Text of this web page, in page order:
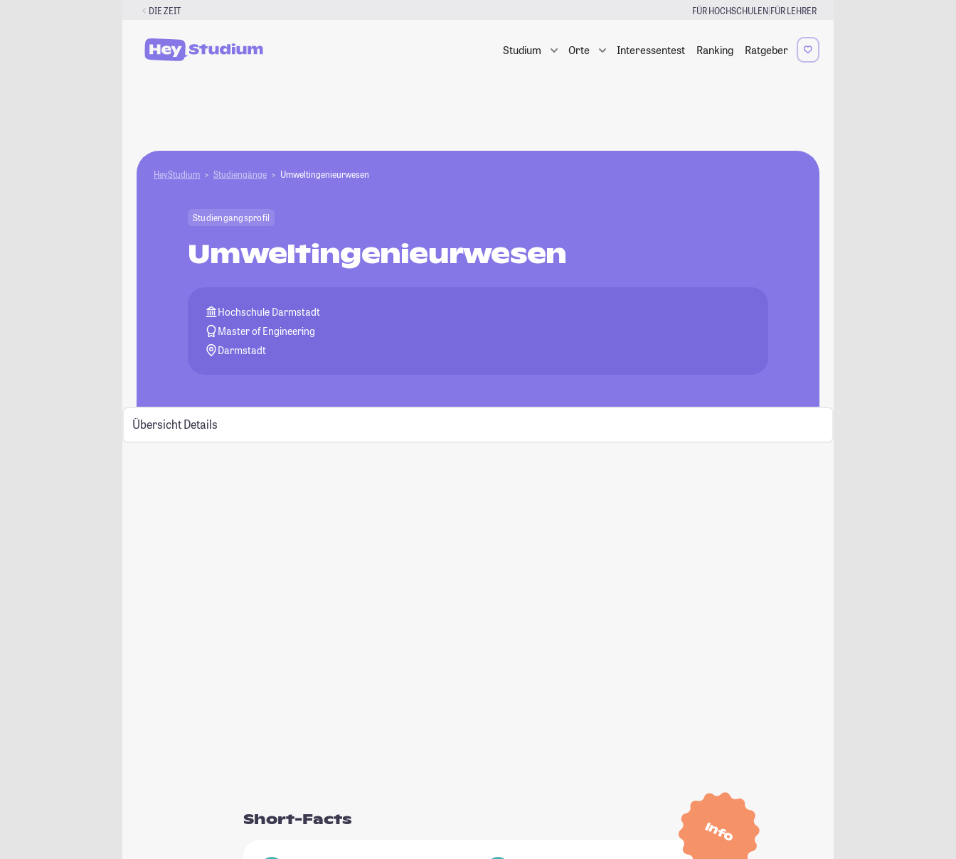
DIE ZEIT FÜR HOCHSCHULEN|FÜR LEHRER
Studium Orte Interessentest Ranking Ratgeber
HeyStudium Studiengänge Umweltingenieurwesen
Studiengangsprofil
Umweltingenieurwesen
Hochschule Darmstadt
Master of Engineering
Darmstadt
Übersicht Details
Info
Short-Facts